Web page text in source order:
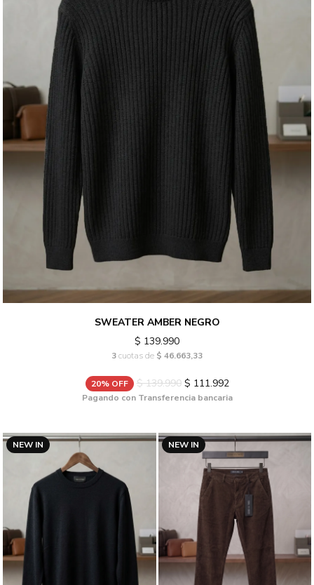
SWEATER AMBER NEGRO
$ 139.990
3cuotas de $ 46.663,33
20% OFF $ 139.990$ 111.992
Pagando con Transferencia bancaria
NEW IN NEW IN